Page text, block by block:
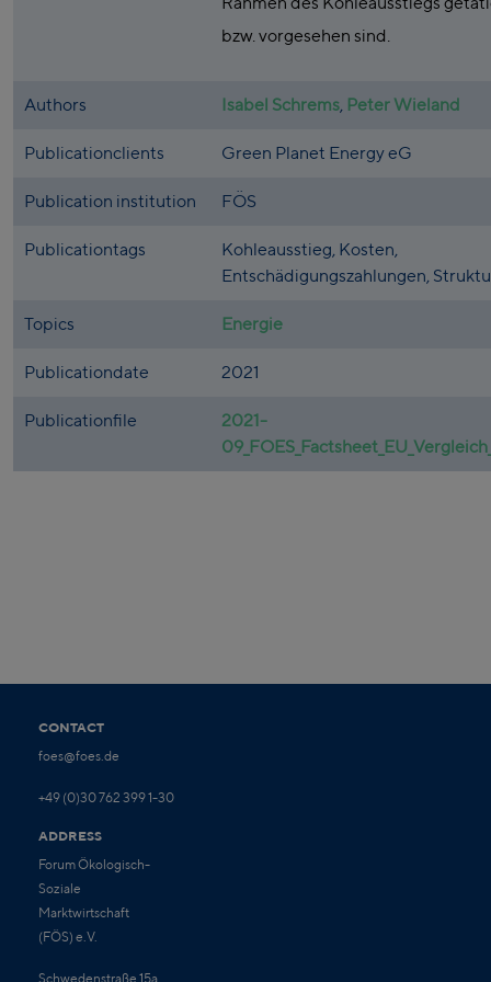
bzw. vorgesehen sind.
Authors Isabel Schrems, Peter Wieland
Publicationclients Green Planet Energy eG
Publication institution FÖS
Publicationtags
Kohleausstieg, Kosten,
Entschädigungszahlungen,
Topics Energie
Publicationdate 2021
Publicationfile
2021-
CONTACT
foes@foes.de
+49 (0)30 762 399 1-30
ADDRESS
Forum Ökologisch-
Soziale
Marktwirtschaft
(FÖS) e.V.
Schwedenstraße 15a,